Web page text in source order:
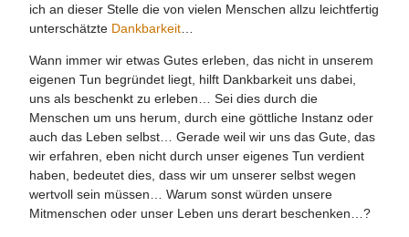
ich an dieser Stelle die von vielen Menschen allzu leichtfertig
unterschätzte Dankbarkeit
Wann immer wir etwas Gutes erleben, das nicht in unserem
eigenen Tun begründet liegt, hilft Dankbarkeit uns dabei,
uns als beschenkt zu erleben… Sei dies durch die
Menschen um uns herum, durch eine göttliche Instanz oder
auch das Leben selbst… Gerade weil wir uns das Gute, das
wir erfahren, eben nicht durch unser eigenes Tun verdient
haben, bedeutet dies, dass wir um unserer selbst wegen
wertvoll sein müssen… Warum sonst würden unsere
Mitmenschen oder unser Leben uns derart beschenken…?